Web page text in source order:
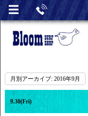
月別アーカイブ: 2016年9月
9.30(Fri)